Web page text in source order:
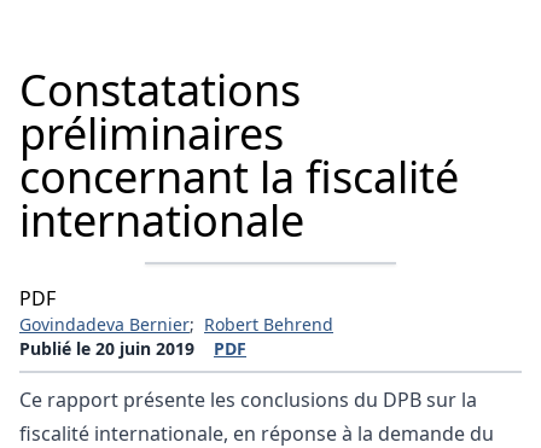
Constatations
préliminaires
concernant la fiscalité
internationale
PDF
Govindadeva Bernier; Robert Behrend
Publié le 20 juin 2019
PDF
Ce rapport présente les conclusions du DPB sur la
fiscalité internationale, en réponse à la demande du